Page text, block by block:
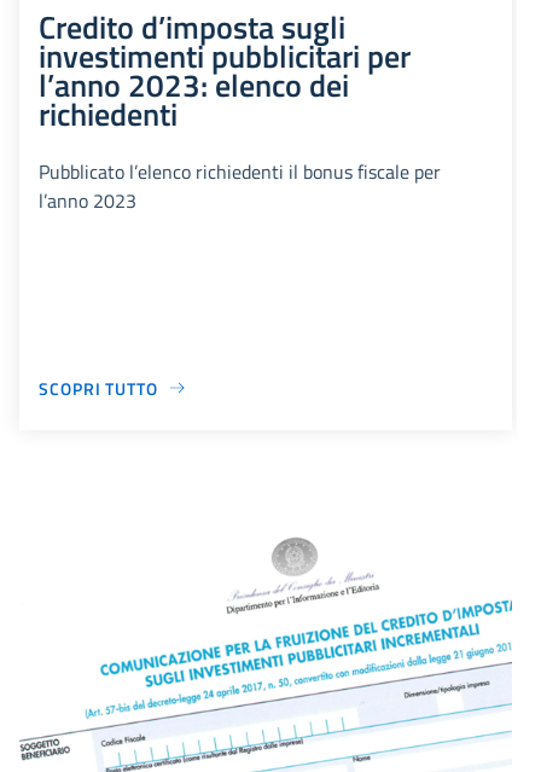
Credito d’imposta sugli
investimenti pubblicitari per
l’anno 2023: elenco dei
richiedenti
Pubblicato l’elenco richiedenti il bonus fiscale per
l’anno 2023
SCOPRI TUTTO